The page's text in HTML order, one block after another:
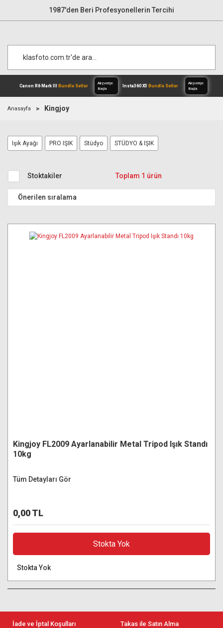
1987'den Beri Profesyonellerin Tercihi
Canon R6 Mark IIIBundle Setler
Anasayfa Kingjoy
Işık Ayağı PRO IŞIK Stüdyo STÜDYO & IŞIK
Stoktakiler Toplam 1 ürün
Kingjoy FL2009 Ayarlanabilir Metal Tripod Işık Standı
10kg
Tüm Detayları Gör
0,00 TL
Stokta Yok
Stokta Yok
İade ve İptal Koşulları Takas ile Satın Alma